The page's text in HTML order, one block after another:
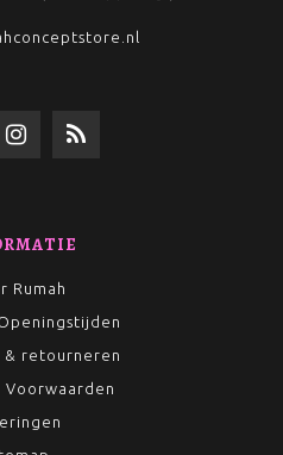
Rumah
& retourneren
Voorwaarden